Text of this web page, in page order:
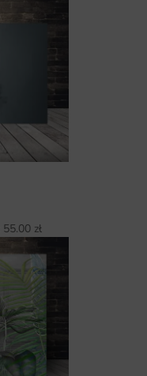
55.00 zł